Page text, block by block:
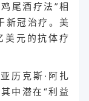
尾酒疗法”相
新冠治疗。美
美元的抗体疗
历克斯·阿扎
中潜在“利益